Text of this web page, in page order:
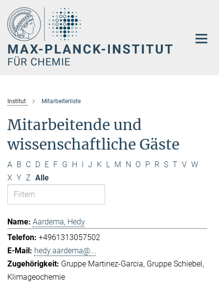
Hauptinhalt
Institut Mitarbeiterliste
Mitarbeitende und
wissenschaftliche Gäste
A B C D E F G H I J K L M N O P R S T V W
X Y Z Alle
Aardema, Hedy
+4961313057502
hedy.aardema@...
Gruppe Martinez-Garcia Gruppe Schiebel
Klimageochemie